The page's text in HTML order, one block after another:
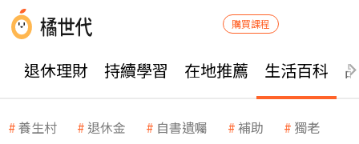
購買課程
退休理財 持續學習 在地推薦 生活百科
養生村 退休金 自書遺囑 補助 獨老